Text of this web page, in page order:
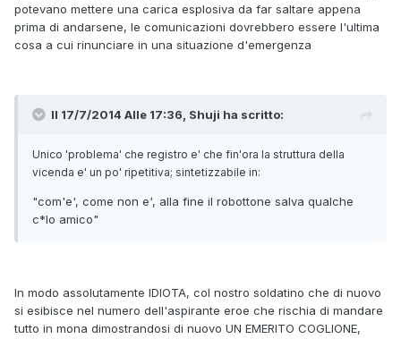
potevano mettere una carica esplosiva da far saltare appena
prima di andarsene, le comunicazioni dovrebbero essere l'ultima
cosa a cui rinunciare in una situazione d'emergenza
Il 17/7/2014 Alle 17:36, Shuji ha scritto:
Unico 'problema' che registro e' che fin'ora la struttura della
vicenda e' un po' ripetitiva; sintetizzabile in:
"com'e', come non e', alla fine il robottone salva qualche
c*lo amico"
In modo assolutamente IDIOTA, col nostro soldatino che di nuovo
si esibisce nel numero dell'aspirante eroe che rischia di mandare
tutto in mona dimostrandosi di nuovo UN EMERITO COGLIONE,